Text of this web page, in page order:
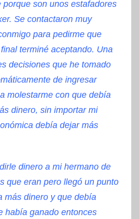
porque son unos estafadores
Se contactaron muy
para pedirme que
terminé aceptando. Una
decisiones que he tomado
de ingresar
molestarme con que debía
dinero, sin importar mi
debía dejar más
dinero a mi hermano de
que eran pero llegó un punto
más dinero y que debía
había ganado entonces